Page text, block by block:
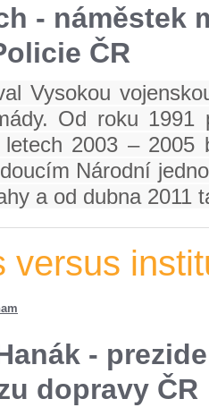
- náměstek
ČR
Vysokou
Od roku
2003 – 2005
Národní
a od dubna 2011
versus
-
dopravy ČR